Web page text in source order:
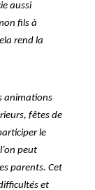
aussi
fils à
rend la
animations
fêtes de
le
peut
parents. Cet
et